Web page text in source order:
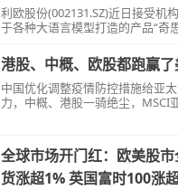
利欧股份(002131.SZ)近日接受机
于各种大语言模型打造的产品“奇
测试阶段。
港股、中概、欧股都跑赢了
中国优化调整疫情防控措施给亚
力，中概、港股一骑绝尘，MSCI
在身后。
全球市场开门红：欧美股
货涨超1% 英国富时100涨